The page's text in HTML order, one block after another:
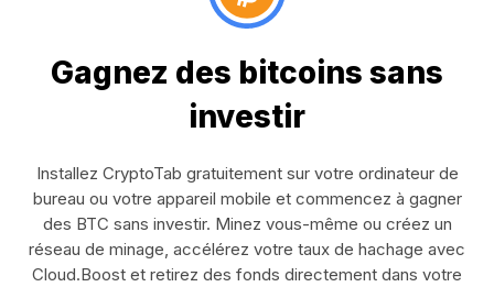
Gagnez des bitcoins sans
investir
Installez CryptoTab gratuitement sur votre ordinateur de
bureau ou votre appareil mobile et commencez à gagner
des BTC sans investir. Minez vous-même ou créez un
réseau de minage, accélérez votre taux de hachage avec
Cloud.Boost et retirez des fonds directement dans votre